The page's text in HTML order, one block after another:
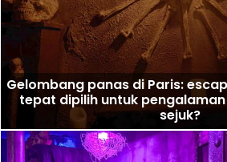
Gelombang panas di Paris:
tepat dipilih untuk
sejuk?